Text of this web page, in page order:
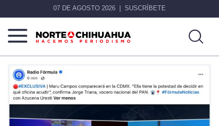
07 DE AGOSTO 2026 SUSCRÍBETE
Norte
De
Chihuahua
Más
que
noticias,
hacemos periodismo